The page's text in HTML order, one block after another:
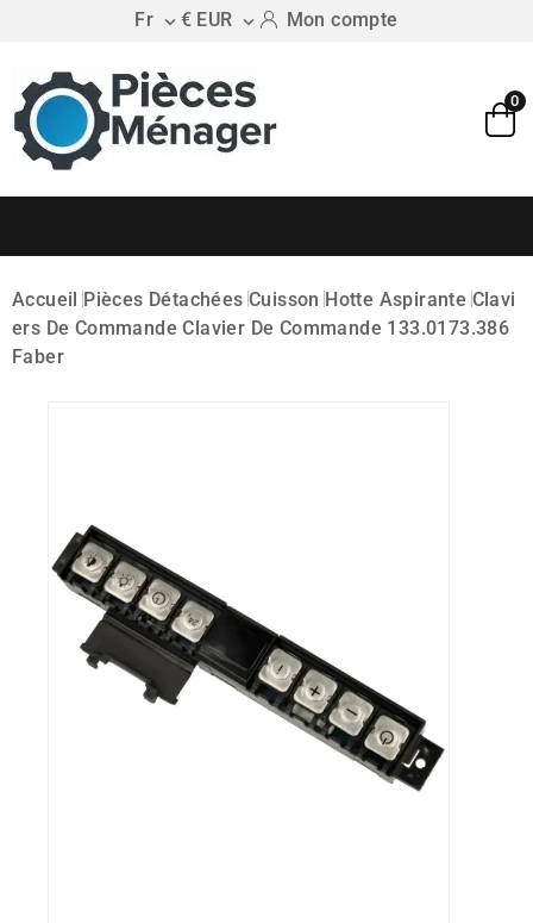
Fr  € EUR  Mon compte
0
Accueil Pièces Détachées Cuisson Hotte Aspirante Clavi
Ers De Commande Clavier De Commande 133.0173.386
Faber